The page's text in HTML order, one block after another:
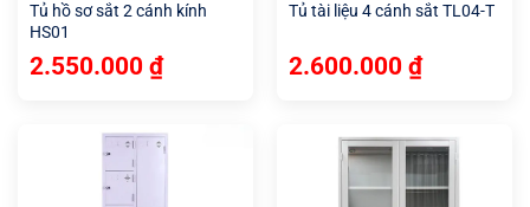
Tủ hồ sơ sắt 2 cánh kính
HS01
2.550.000 ₫
Tủ tài liệu 4 cánh sắt TL04-T
2.600.000 ₫